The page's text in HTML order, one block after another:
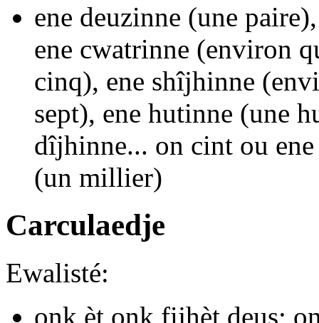
ene deuzinne (une
ene cwatrinne (environ
cinq), ene shîjhinne
sept), ene hutinne (une
dîjhinne... on cint ou
(un millier)
Carculaedje
Ewalisté:
onk èt onk fijhèt deus;